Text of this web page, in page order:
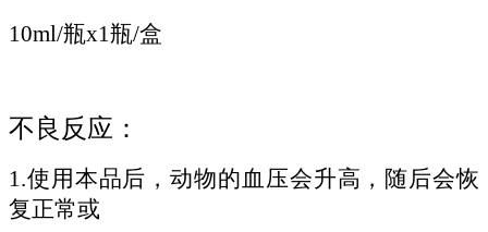
10ml/瓶x1瓶/盒
不良反应 ：
1.使用本品后，动物的血压会升高，随后会恢
复正常或